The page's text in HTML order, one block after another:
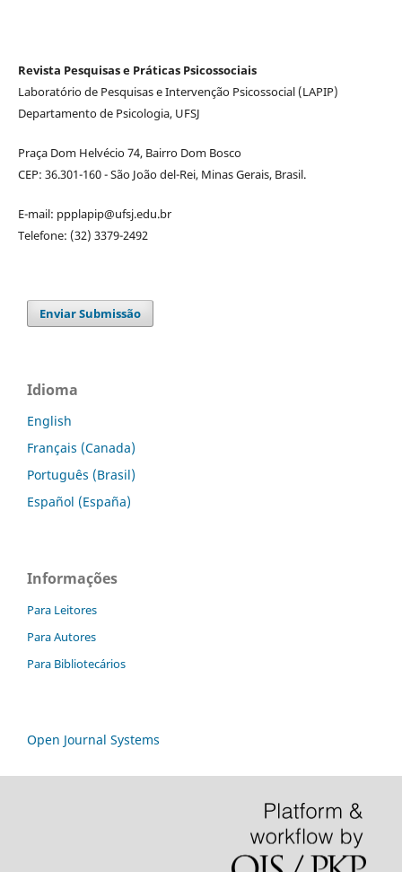
Revista Pesquisas e Práticas Psicossociais
Laboratório de Pesquisas e Intervenção Psicossocial (LAPIP)
Departamento de Psicologia, UFSJ
Praça Dom Helvécio 74, Bairro Dom Bosco
CEP: 36.301-160 - São João del-Rei, Minas Gerais, Brasil.
E-mail: ppplapip@ufsj.edu.br
Telefone: (32) 3379-2492
Enviar Submissão
Idioma
English
Français (Canada)
Português (Brasil)
Español (España)
Informações
Para Leitores
Para Autores
Para Bibliotecários
Open Journal Systems